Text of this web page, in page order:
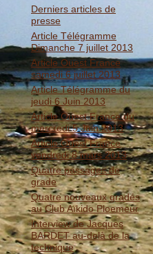
Derniers articles de
presse
Article Télégramme
Dimanche 7 juillet 2013
Article Ouest France
samedi 6 juillet 2013
Article Télégramme du
jeudi 6 Juin 2013
Article Ouest France du
mercredi 5 Juin 2013
Article Ouest France
vendredi 8 mars 2013
Quatre passages de
grade
Quatre nouveaux gradés
au Club Aïkido Ploemeur
Interview de Jacques
BARDET au-delà de la
technique